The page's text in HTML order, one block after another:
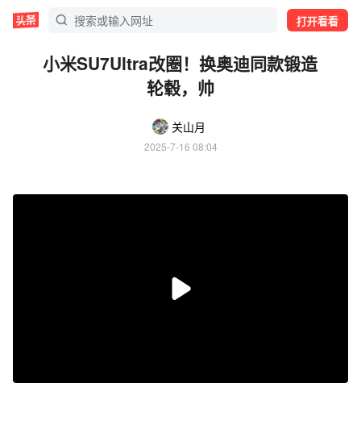
打开看看
小米SU7Ultra改圈！换奥迪同款锻造
轮毂，帅
关山月
2025-7-16 08:04